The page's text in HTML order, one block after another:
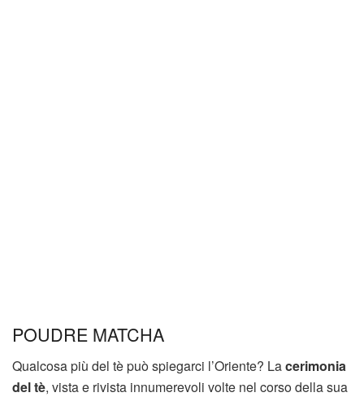
POUDRE MATCHA
Qualcosa più del tè può spiegarci l’Oriente? Lacerimonia
del tè, vista e rivista innumerevoli volte nel corso della sua